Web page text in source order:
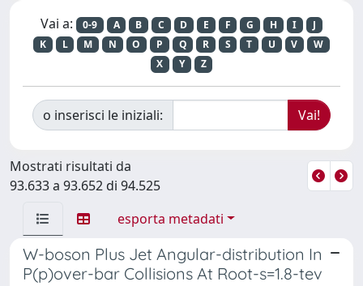
Vai a: 0-9 A B C D E F G H I
J
K
L M N O P Q R S T U V
W
X
Y Z
o inserisci le iniziali:
Mostrati risultati da
93.633 a 93.652 di 94.525
esporta metadati
W-boson Plus Jet Angular-distribution In
P(p)over-bar Collisions At Root-s=1.8-tev